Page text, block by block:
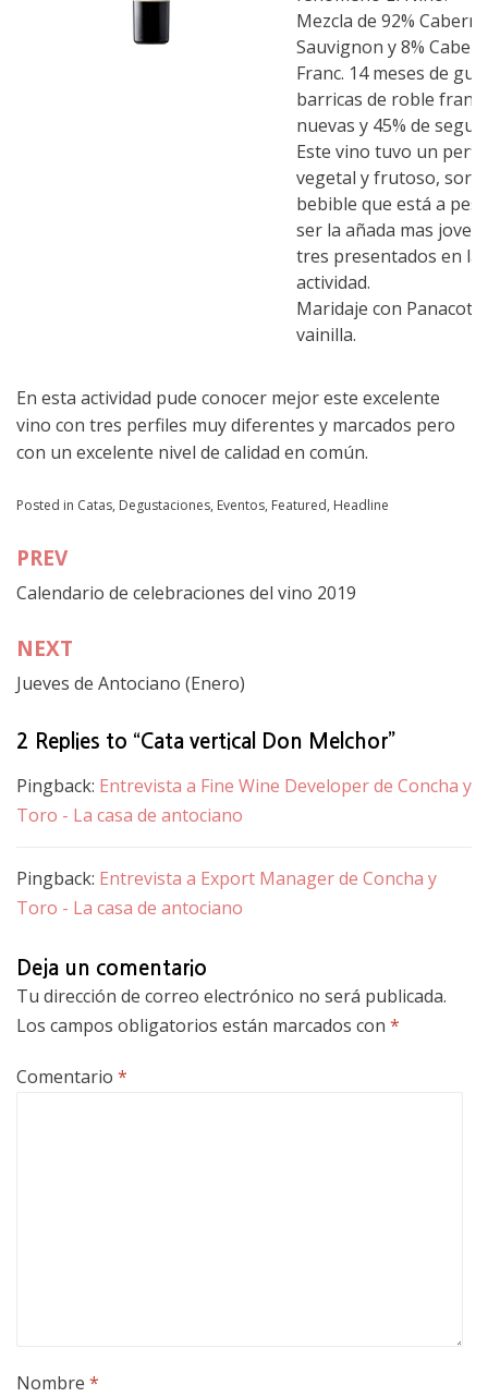
Mezcla de 92%
Sauvignon y 8%
Franc. 14 meses de
barricas de roble
nuevas y 45% de
Este vino tuvo un perfil
vegetal y frutoso,
bebible que está a
ser la añada mas joven
tres presentados en la
actividad.
Maridaje con Panacota
vainilla.
En esta actividad pude conocer mejor este excelente
vino con tres perfiles muy diferentes y marcados pero
con un excelente nivel de calidad en común.
Posted in Catas, Degustaciones, Eventos, Featured, Headline
Navegación
de
entradas
PREV
Calendario de celebraciones del vino 2019
NEXT
Jueves de Antociano (Enero)
2 Replies to “Cata vertical Don Melchor”
Pingback: Entrevista a Fine Wine Developer de Concha y
Toro - La casa de antociano
Pingback: Entrevista a Export Manager de Concha y
Toro - La casa de antociano
Deja un comentario
Tu dirección de correo electrónico no será publicada.
Los campos obligatorios están marcados con *
Comentario *
Nombre *